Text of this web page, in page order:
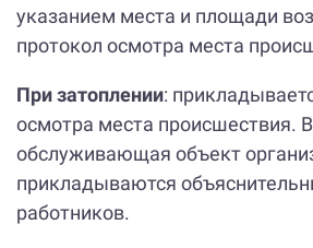
указанием места и площади
протокол осмотра места
При затоплении:
осмотра места происшествия.
обслуживающая объект
прикладываются
работников.